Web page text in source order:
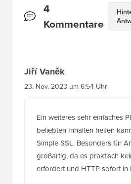
Leserinteraktionen
4
Kommentare
Jiří Vaněk
23. Nov. 2023 um 6:54 Uhr
Ein weiteres sehr einfaches
beliebten Inhalten helfen
Simple SSL. Besonders für
großartig, da es praktisch
erfordert und HTTP sofort in